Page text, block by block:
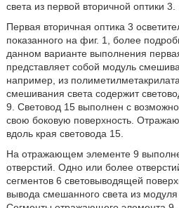
света из первой вторичной оптики 3.
Первая вторичная оптика 3
показанного на фиг. 1, более
данном варианте выполнения
представляет собой модуль
например, из
смешивания света содержит
9. Световод 15 выполнен с
свою боковую поверхность.
вдоль края световода 15.
На отражающем элементе 9
отверстий. Одно или более
сегментов 6 световыводящей
вывода смешанного света из